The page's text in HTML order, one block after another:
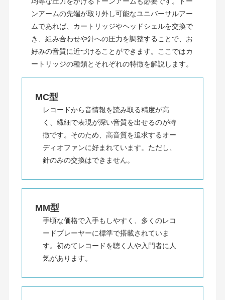
ンアームの先端が取り外し可能なユニバーサルアー
ムであれば、カートリッジやヘッドシェルを交換で
き、組み合わせや針への圧力を調整することで、お
好みの音質に近づけることができます。ここではカ
ートリッジの種類とそれぞれの特徴を解説します。
MC型
レコードから音情報を読み取る精度が高
く、繊細で表現が深い音質を出せるのが特
徴です。そのため、高音質を追求するオー
ディオファンに好まれています。ただし、
針のみの交換はできません。
MM型
手頃な価格で入手もしやすく、多くのレコ
ードプレーヤーに標準で搭載されていま
す。初めてレコードを聴く人や入門者に人
気があります。